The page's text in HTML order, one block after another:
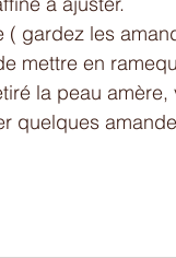
gardez les
mettre en
la peau
quelques